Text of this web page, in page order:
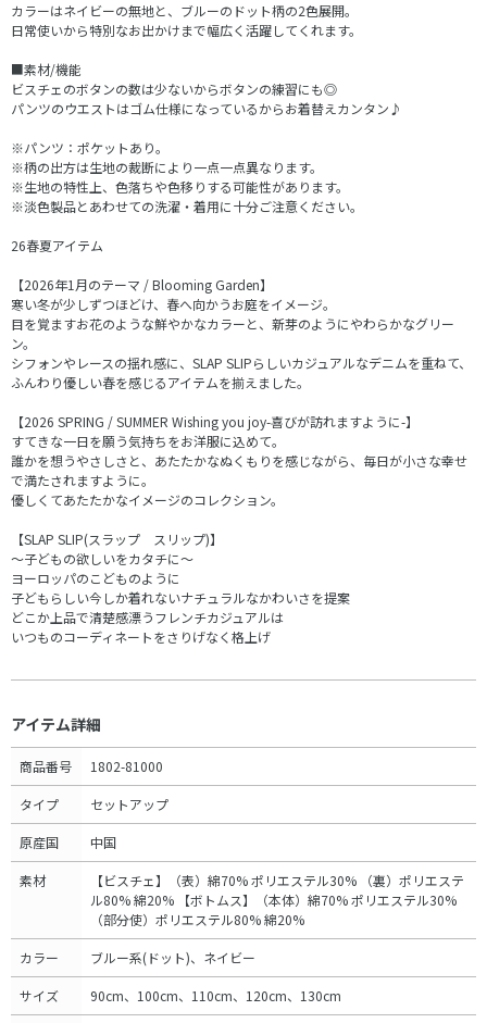
カラーはネイビーの無地と、ブルーのドット柄の2色展開。
日常使いから特別なお出かけまで幅広く活躍してくれます。
■素材/機能
ビスチェのボタンの数は少ないからボタンの練習にも◎
パンツのウエストはゴム仕様になっているからお着替えカンタン♪
※パンツ：ポケットあり。
※柄の出方は生地の裁断により一点一点異なります。
※生地の特性上、色落ちや色移りする可能性があります。
※淡色製品とあわせての洗濯・着用に十分ご注意ください。
26春夏アイテム
【2026年1月のテーマ / Blooming Garden】
寒い冬が少しずつほどけ、春へ向かうお庭をイメージ。
目を覚ますお花のような鮮やかなカラーと、新芽のようにやわらかなグリー
ン。
シフォンやレースの揺れ感に、SLAP SLIPらしいカジュアルなデニムを重ねて、
ふんわり優しい春を感じるアイテムを揃えました。
【2026 SPRING / SUMMER Wishing you joy-喜びが訪れますように-】
すてきな一日を願う気持ちをお洋服に込めて。
誰かを想うやさしさと、あたたかなぬくもりを感じながら、毎日が小さな幸せ
で満たされますように。
優しくてあたたかなイメージのコレクション。
【SLAP SLIP(スラップ スリップ)】
～子どもの欲しいをカタチに～
ヨーロッパのこどものように
子どもらしい今しか着れないナチュラルなかわいさを提案
どこか上品で清楚感漂うフレンチカジュアルは
いつものコーディネートをさりげなく格上げ
アイテム詳細
商品番号 1802-81000
タイプ セットアップ
原産国 中国
素材
【ビスチェ】（表）綿70% ポリエステル30% （裏）ポリエステ
ル80% 綿20% 【ボトムス】（本体）綿70% ポリエステル30%
（部分使）ポリエステル80% 綿20%
カラー ブルー系(ドット)、ネイビー
サイズ 90cm、100cm、110cm、120cm、130cm